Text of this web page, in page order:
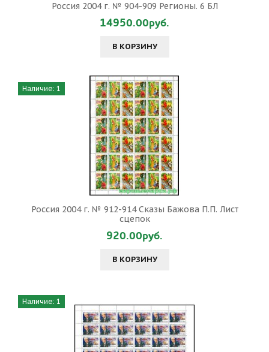
Россия 2004 г. № 904-909 Регионы. 6 БЛ
14950.00руб.
В КОРЗИНУ
Наличие: 1
Россия 2004 г. № 912-914 Сказы Бажова П.П. Лист
сцепок
920.00руб.
В КОРЗИНУ
Наличие: 1